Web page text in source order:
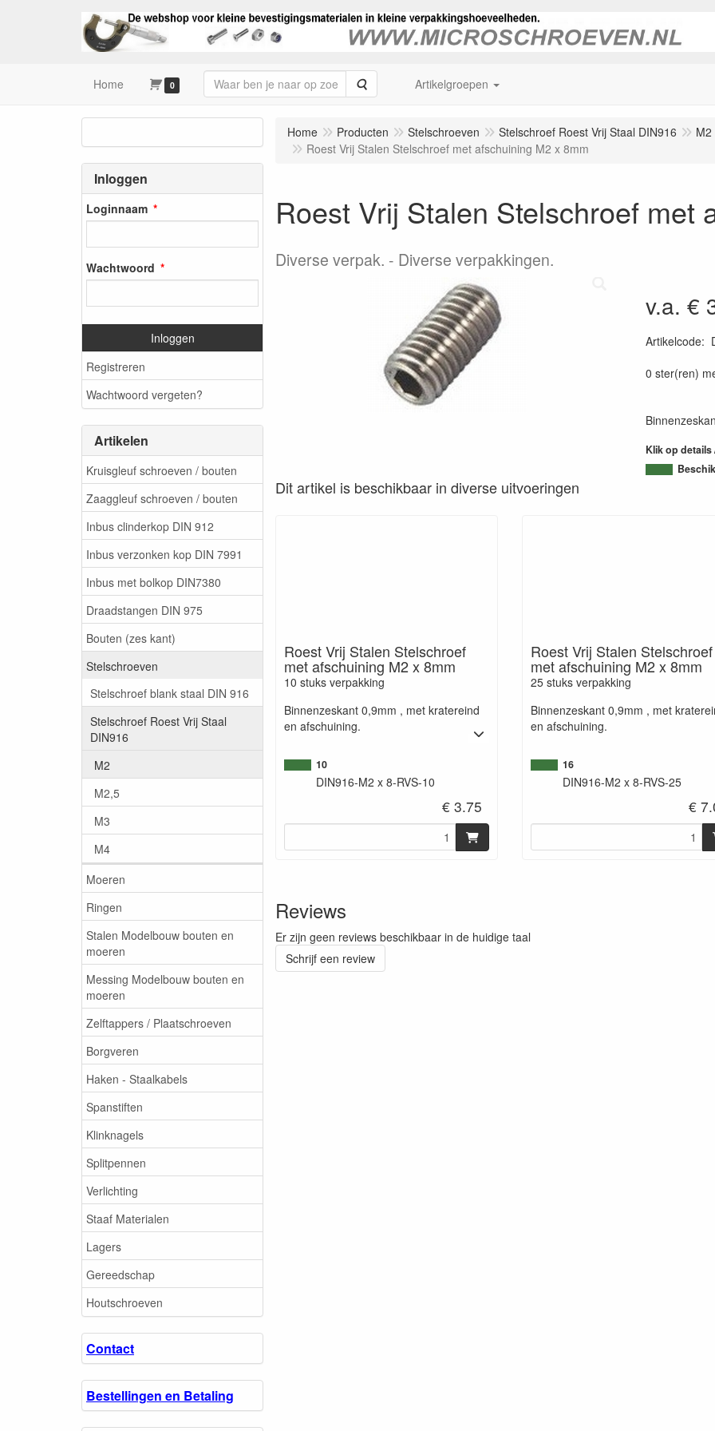
Home 0 Zoeken Artikelgroepen
Inloggen
Loginnaam
Wachtwoord
Inloggen
Registreren
Wachtwoord vergeten?
Artikelen
Kruisgleuf schroeven / bouten
Zaaggleuf schroeven / bouten
Inbus clinderkop DIN 912
Inbus verzonken kop DIN 7991
Inbus met bolkop DIN7380
Draadstangen DIN 975
Bouten (zes kant)
Stelschroeven
Stelschroef blank staal DIN 916
Stelschroef Roest Vrij Staal
DIN916
M2
M2,5
M3
M4
Moeren
Ringen
Stalen Modelbouw bouten en
moeren
Messing Modelbouw bouten en
moeren
Zelftappers / Plaatschroeven
Borgveren
Haken - Staalkabels
Spanstiften
Klinknagels
Splitpennen
Verlichting
Staaf Materialen
Lagers
Gereedschap
Houtschroeven
Contact
Bestellingen en Betaling
Home Producten Stelschroeven Stelschroef Roest Vrij Staal DIN916
M2
Roest Vrij Stalen Stelschroef met afschuining M2 x 8mm
Roest Vrij Stalen Stelschroef met
Diverse verpak. Diverse verpakkingen.
v.a. €
Artikelcode:
0 ster(ren)
Klik op
Dit artikel is beschikbaar in diverse uitvoeringen
Roest Vrij Stalen Stelschroef
met afschuining M2 x 8mm
10 stuks verpakking
Binnenzeskant 0,9mm , met kratereind
en afschuining.
10
DIN916-M2 x 8-RVS-10
€ 3.75
Roest Vrij Stalen Stelschroef
met afschuining M2 x 8mm
25 stuks verpakking
Binnenzeskant 0,9mm , met
en afschuining.
16
DIN916-M2 x 8-RVS-25
€
Reviews
Er zijn geen reviews beschikbaar in de huidige taal
Schrijf een review